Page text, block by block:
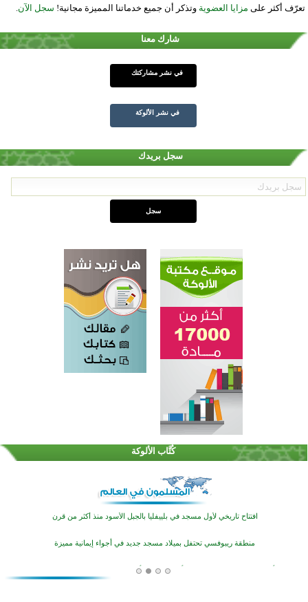
تعرّف أكثر على مزايا العضوية وتذكر أن جميع خدماتنا المميزة مجانية! سجل الآن
شارك معنا
في نشر مشاركتك
في نشر الألوكة
سجل بريدك
كُتَّاب الألوكة
اختتام الدورة التاسعة لمسابقة حفظ وتلاوة القرآن الكريم في أزناكاييف
تيسليتش تختتم برنامجا تعليميا لتعزيز القيم وبناء الشخصية للشباب المسلمين
اختتام منافسات قرآنية متميزة في بنغلاديش بمشاركة 3000 متسابق
افتتاح تاريخي لأول مسجد في بلييفليا بالجبل الأسود منذ أكثر من قرن
منطقة ريبوفسي تحتفل بميلاد مسجد جديد في أجواء إيمانية مميزة
أكبر مشروع إسلامي في ريف أستراليا يفتتح أبوابه بعد سنوات من العمل والعطاء